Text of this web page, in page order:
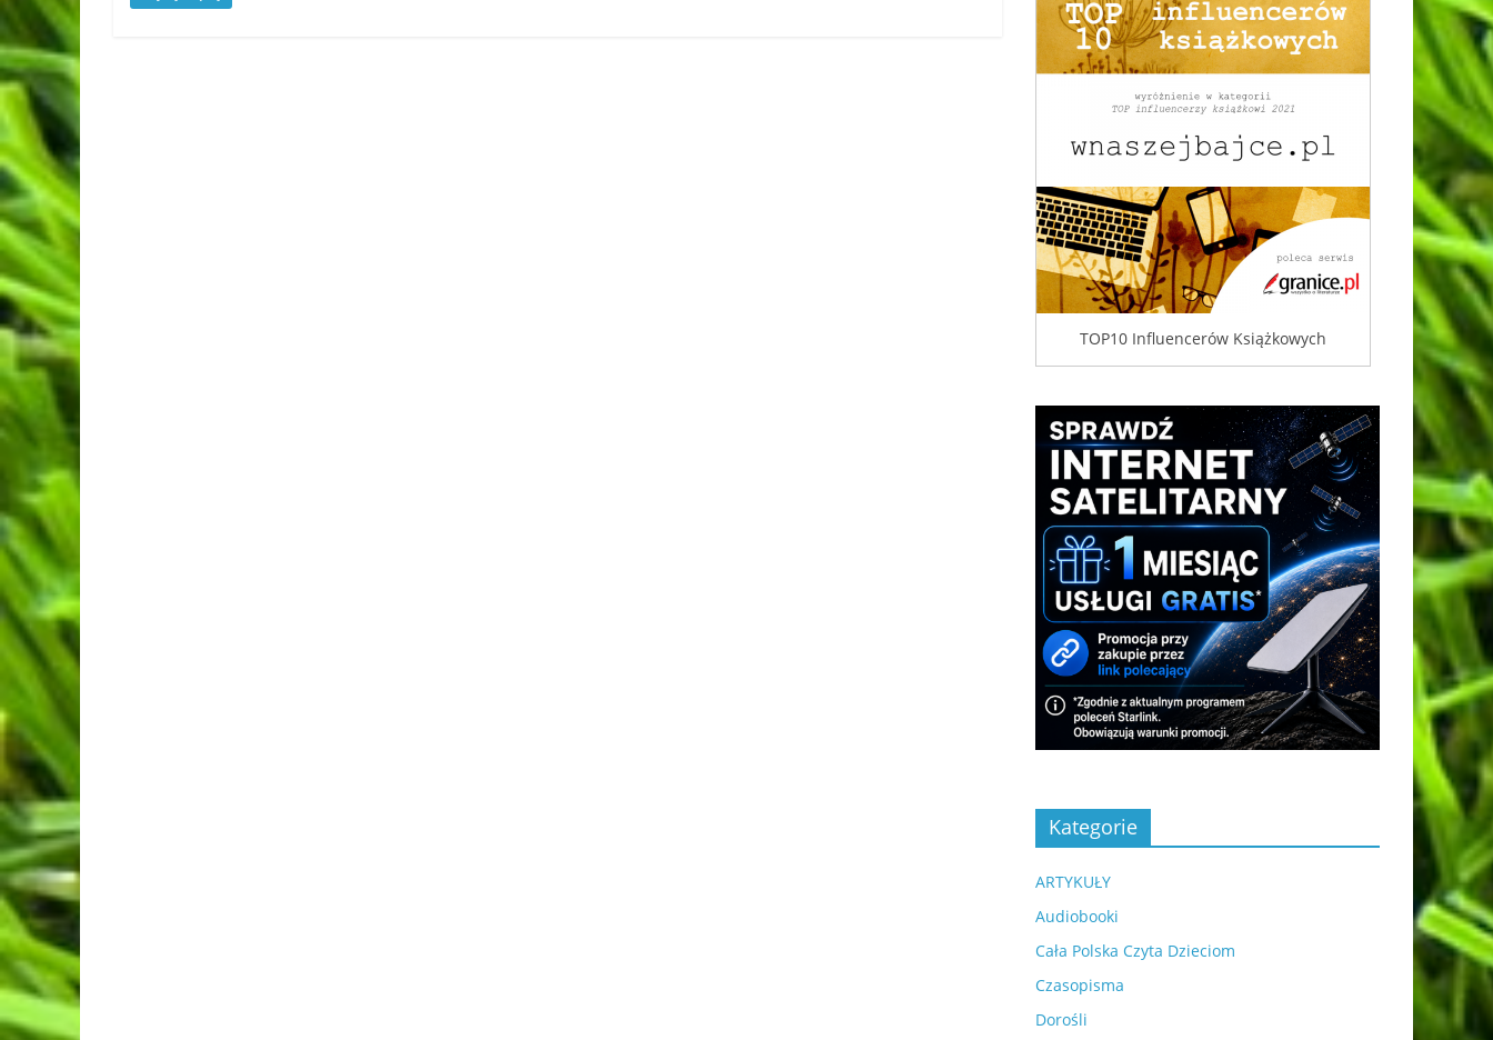
TOP10 Influencerów Książkowych
Kategorie
ARTYKUŁY
Audiobooki
Cała Polska Czyta Dzieciom
Czasopisma
Dorośli